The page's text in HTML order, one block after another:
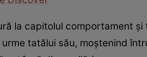
la capitolul comportament și
tatălui său, moștenind